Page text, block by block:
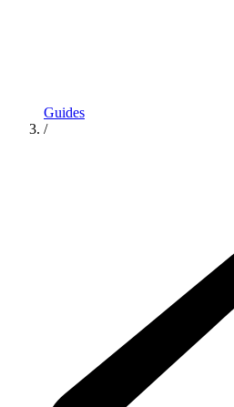
Guides
/